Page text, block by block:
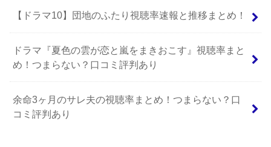
【ドラマ10】団地のふたり視聴率速報と推移まとめ！
ドラマ『夏色の雲が恋と嵐をまきおこす』視聴率まと
め！つまらない？口コミ評判あり
余命3ヶ月のサレ夫の視聴率まとめ！つまらない？口
コミ評判あり